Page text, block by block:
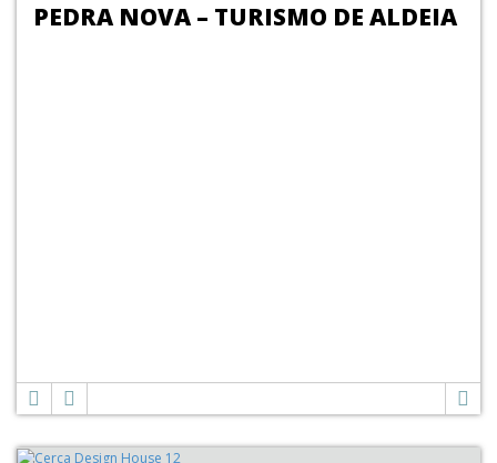
PEDRA NOVA – TURISMO DE ALDEIA